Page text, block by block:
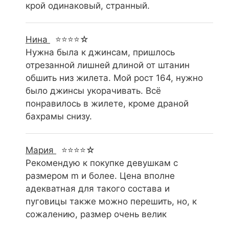
крой одинаковый, странный.
Нина
⭐⭐⭐⭐☆
Нужна была к джинсам, пришлось
отрезанной лишней длиной от штанин
обшить низ жилета. Мой рост 164, нужно
было джинсы укорачивать. Всё
понравилось в жилете, кроме драной
бахрамы снизу.
Мария
⭐⭐⭐⭐☆
Рекомендую к покупке девушкам с
размером m и более. Цена вполне
адекватная для такого состава и
пуговицы также можно перешить, но, к
сожалению, размер очень велик